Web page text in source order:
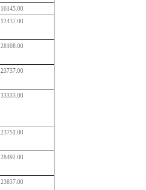
16145.00
12437.00
28108.00
23737.00
33333.00
23751.00
28492.00
23837.00